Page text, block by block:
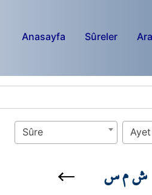
Anasayfa Sûreler
Sûre Ayet
ش م س